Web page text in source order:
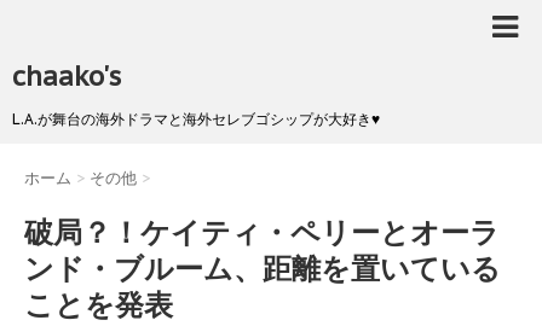
chaako's
L.A.が舞台の海外ドラマと海外セレブゴシップが大好き♥
ホーム > その他 >
破局？！ケイティ・ペリーとオーラ
ンド・ブルーム、距離を置いている
ことを発表